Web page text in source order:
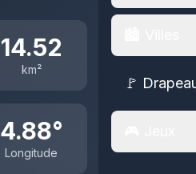
🚩
14.52
km²
4.88°
Longitude